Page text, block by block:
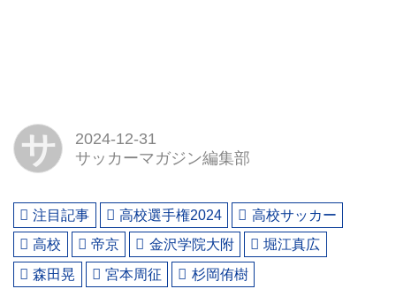
サ
2024-12-31
サッカーマガジン編集部
注目記事 高校選手権2024
高校サッカー
高校
帝京 金沢学院大附
堀江真広
森田晃
宮本周征 杉岡侑樹